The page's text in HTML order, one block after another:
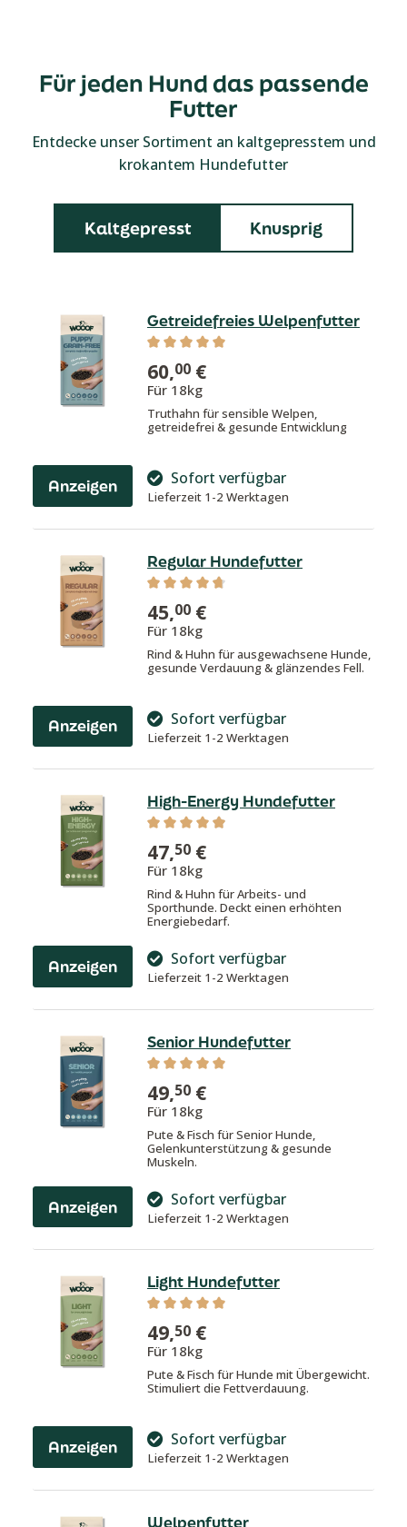
Für jeden Hund das passende
Futter
Entdecke unser Sortiment an kaltgepresstem und
krokantem Hundefutter
Kaltgepresst Knusprig
Anzeigen
Getreidefreies Welpenfutter
Durchschnittliche Bewertung von 5
60,00 €
Für 18kg
Truthahn für sensible Welpen,
getreidefrei & gesunde Entwicklung
Sofort verfügbar
Lieferzeit 1-2 Werktagen
Anzeigen
Regular Hundefutter
Durchschnittliche Bewertung von
45,00 €
Für 18kg
Rind & Huhn für ausgewachsene Hunde,
gesunde Verdauung & glänzendes Fell.
Sofort verfügbar
Lieferzeit 1-2 Werktagen
Anzeigen
High-Energy Hundefutter
Durchschnittliche Bewertung von
47,50 €
Für 18kg
Rind & Huhn für Arbeits- und
Sporthunde. Deckt einen erhöhten
Energiebedarf.
Sofort verfügbar
Lieferzeit 1-2 Werktagen
Anzeigen
Senior Hundefutter
Durchschnittliche Bewertung von 5
49,50 €
Für 18kg
Pute & Fisch für Senior Hunde,
Gelenkunterstützung & gesunde
Muskeln.
Sofort verfügbar
Lieferzeit 1-2 Werktagen
Anzeigen
Light Hundefutter
Durchschnittliche Bewertung von 5
49,50 €
Für 18kg
Pute & Fisch für Hunde mit Übergewicht.
Stimuliert die Fettverdauung.
Sofort verfügbar
Lieferzeit 1-2 Werktagen
Welpenfutter